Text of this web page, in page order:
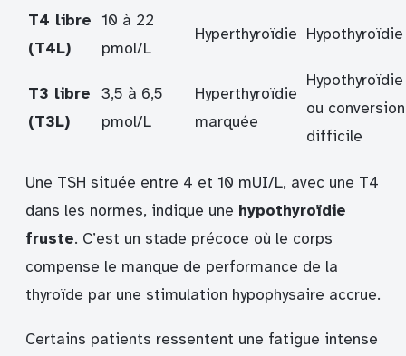
T4 libre
(T4L)
10 à 22
pmol/L
Hyperthyroïdie Hypothyroïdie
T3 libre
(T3L)
3,5 à 6,5
pmol/L
Hyperthyroïdie
marquée
Hypothyroïdie
ou conversion
difficile
Une TSH située entre 4 et 10 mUI/L, avec une T4
dans les normes, indique une hypothyroïdie
fruste. C’est un stade précoce où le corps
compense le manque de performance de la
thyroïde par une stimulation hypophysaire accrue.
Certains patients ressentent une fatigue intense